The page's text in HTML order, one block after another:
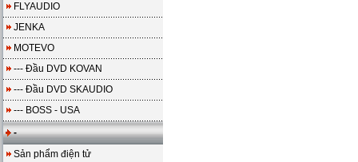
FLYAUDIO
JENKA
MOTEVO
--- Đầu DVD KOVAN
--- Đầu DVD SKAUDIO
--- BOSS - USA
-
Sản phẩm điện tử